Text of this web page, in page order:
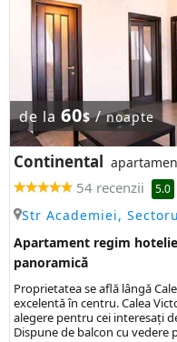
de la 60$/noapte
Continental
54 recenzii 5.0
Str Academiei,
Apartament regim
panoramică
Proprietatea se află lângă
excelentă în centru. Calea
alegere pentru cei interesați
Dispune de balcon cu vedere